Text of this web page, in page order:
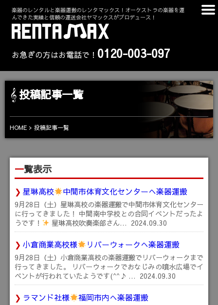
楽器のレンタルと楽器運搬のレンタマックス！オーケストラの楽器を運
んできた実績と信頼の運送会社ヤマックスがプロデュース！
お急ぎの方はお電話で！ 0120-003-097
投稿記事一覧
HOME 投稿記事一覧
一覧表示
星琳高校 中間市体育文化センターへ楽器運搬
9月28日（土）星琳高校の楽器運搬で中間市体育文化センター
に行ってきました！ 中間南中学校との合同イベントだったよ
うです！
星琳高校吹奏楽部さん… 2024.09.30
小倉商業高校様 リバーウォークへ楽器運搬
9月28日（土）小倉商業高校の楽器運搬でリバーウォークまで
行ってきました。 リバーウォークでおなじみの噴水広場でイ
ベントが行われていたようです(^^♪ … 2024.09.30
ラマンド社様 福岡市内へ楽器運搬